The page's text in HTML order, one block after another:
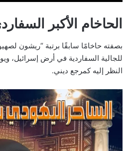
الحاخام الأكبر
بصفته حاخامًا سابقًا برتبة “ريشون
للجالية السفاردية في أرض إسرائيل،
النظر إليه كمرجع ديني.